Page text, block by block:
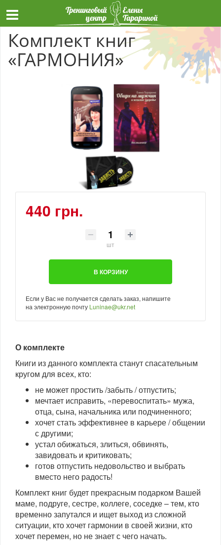
Комплект книг
«ГАРМОНИЯ»
440 грн.
шт
В КОРЗИНУ
Если у Вас не получается сделать заказ, напишите
на электронную почту Luninae@ukr.net
О комплекте
Книги из данного комплекта станут спасательным
кругом для всех, кто:
не может простить /забыть / отпустить;
мечтает исправить, «перевоспитать» мужа,
отца, сына, начальника или подчиненного;
хочет стать эффективнее в карьере / общении
с другими;
устал обижаться, злиться, обвинять,
завидовать и критиковать;
готов отпустить недовольство и выбрать
вместо него радость!
Комплект книг будет прекрасным подарком Вашей
маме, подруге, сестре, коллеге, соседке – тем, кто
временно запутался и ищет выход из сложной
ситуации, кто хочет гармонии в своей жизни, кто
хочет перемен, но не знает с чего начать.